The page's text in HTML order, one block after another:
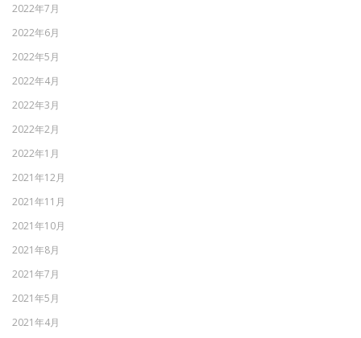
2022年7月
2022年6月
2022年5月
2022年4月
2022年3月
2022年2月
2022年1月
2021年12月
2021年11月
2021年10月
2021年8月
2021年7月
2021年5月
2021年4月